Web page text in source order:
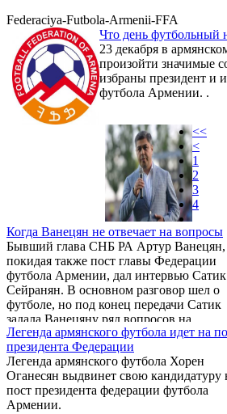
Federaciya-Futbola-Armenii-FFA
Что день футбольный
23 декабря в
произойти значимые
избраны президент и
футбола Армении. .
Когда Ванецян не отвечает на вопросы
Бывший глава СНБ РА Артур Ванецян,
покидая также пост главы Федерации
футбола Армении, дал интервью Сатик
Сейранян. В основном разговор шел о
футболе, но под конец передачи Сатик
задала Ванецяну ряд вопросов на
политические темы, несмотря на
экс-главы СНБ на них отвечать. По
мере он так сказал и на большинство
заданных вопросов действительно не
ответил, но… Зачастую молчание экс-
СНБ говорит больше, чем словоблудие
Легенда армянского футбола идет на
президента Федерации
Легенда армянского футбола Хорен
Оганесян выдвинет свою кандидатуру
пост президента федерации футбола
Армении.
<<
<
1
2
3
4